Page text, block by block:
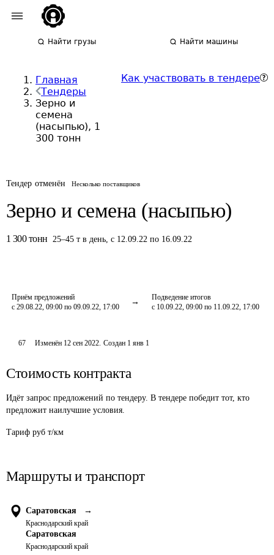
Найти грузы Найти машины
Главная
Тендеры
Зерно и
семена
(насыпью), 1
300 тонн
Как участвовать в тендере
Тендер отменён Несколько поставщиков
Зерно и семена (насыпью)
1 300 тонн 25–45 т в день, с 12.09.22 по 16.09.22
Приём предложений
с 29.08.22, 09:00 по 09.09.22, 17:00
Подведение итогов
с 10.09.22, 09:00 по 11.09.22, 17:00
67 Изменён 12 сен 2022. Создан 1 янв 1
Стоимость контракта
Идёт запрос предложений по тендеру. В тендере победит тот, кто
предложит наилучшие условия.
Тариф руб т/км
Маршруты и транспорт
Саратовская →
Краснодарский край
Саратовская
Краснодарский край